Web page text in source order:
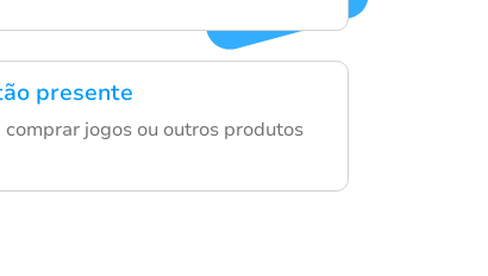
presente
jogos ou outros produtos